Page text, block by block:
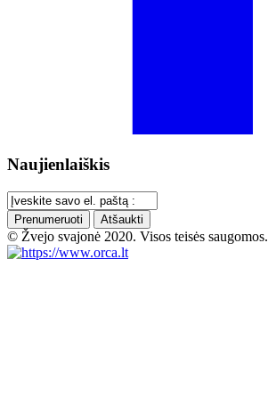
Naujienlaiškis
Prenumeruoti Atšaukti
© Žvejo svajonė 2020. Visos teisės saugomos.